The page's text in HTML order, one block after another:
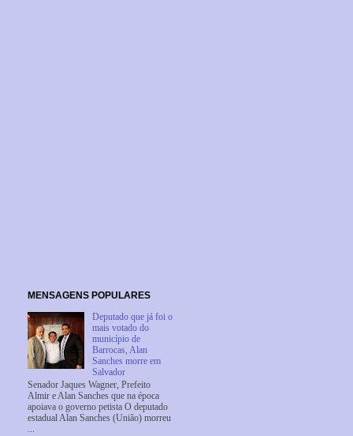
MENSAGENS POPULARES
Deputado que já foi o
mais votado do
município de
Barrocas, Alan
Sanches morre em
Salvador
Senador Jaques Wagner, Prefeito
Almir e Alan Sanches que na época
apoiava o governo petista O deputado
estadual Alan Sanches (União) morreu
...